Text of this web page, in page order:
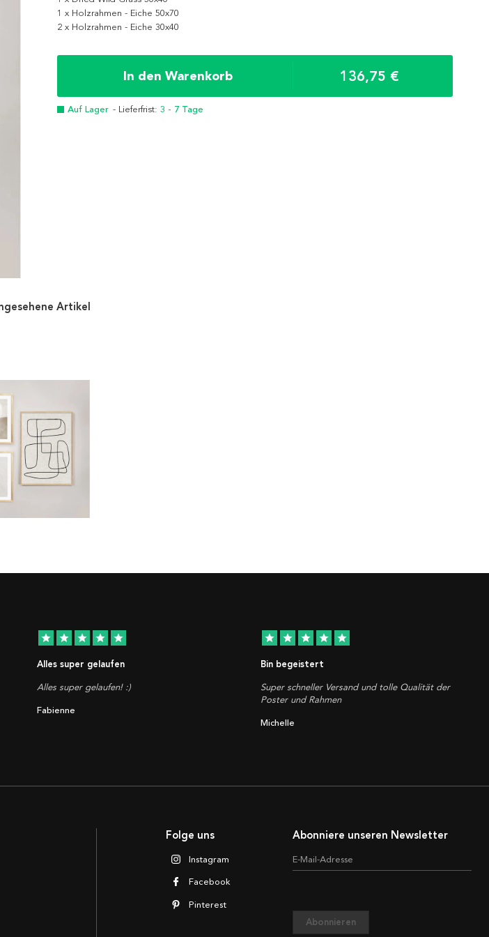
1 x Holzrahmen - Eiche 50x70
2 x Holzrahmen - Eiche 30x40
In den Warenkorb 136,75 €
Auf Lager - Lieferfrist: 3 - 7 Tage
Artikel
star star star star star
Alles super gelaufen
Alles super gelaufen! :)
Fabienne
star star star star star
Bin begeistert
Super schneller Versand und tolle Qualität der
Poster und Rahmen
Michelle
Abonniere unseren Newsletter
E-Mail-Adresse
Abonnieren
Folge uns
Instagram
Facebook
Pinterest